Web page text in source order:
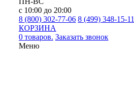
с 10:00 до 20:00
8 (800) 302-77-06 8 (499) 348-15-11
КОРЗИНА
0 товаров. Заказать звонок
Меню